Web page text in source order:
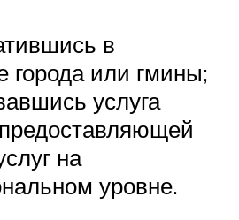
в
города или гмины;
услуга
на
уровне.